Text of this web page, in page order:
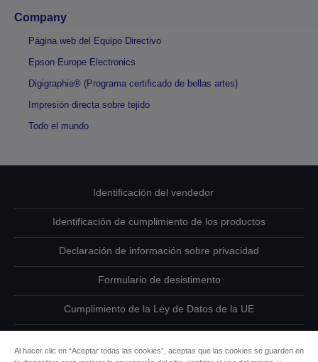
Company
Página web del Equipo Directivo
Epson Europe Electronics
Digigraphie® (Programa certificado de bellas artes)
Impresión directa sobre tejido
Todo el mundo
Identificación del vendedor
Identificación de cumplimiento de los productos
Declaración de información sobre privacidad
Formulario de desistimento
Cumplimiento de la Ley de Datos de la UE
Al hacer clic en “Aceptar todas las cookies”, aceptas que las cookies se guarden en